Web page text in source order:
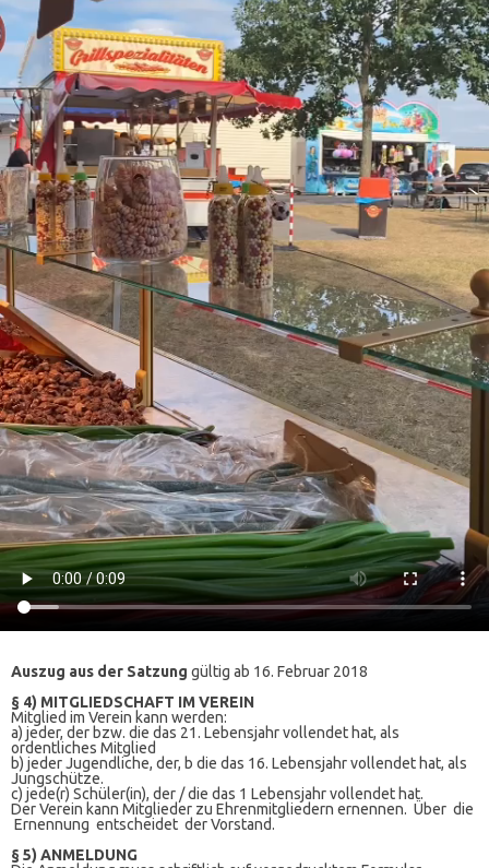
Auszug aus der Satzung gültig ab 16. Februar 2018
§ 4) MITGLIEDSCHAFT IM VEREIN
Mitglied im Verein kann werden:
a) jeder, der bzw. die das 21. Lebensjahr vollendet hat, als
ordentliches Mitglied
b) jeder Jugendliche, der, b die das 16. Lebensjahr vollendet hat, als
Jungschütze.
c) jede(r) Schüler(in), der / die das 1 Lebensjahr vollendet hat.
Der Verein kann Mitglieder zu Ehrenmitgliedern ernennen. Über die
Ernennung entscheidet der Vorstand.
§ 5) ANMELDUNG